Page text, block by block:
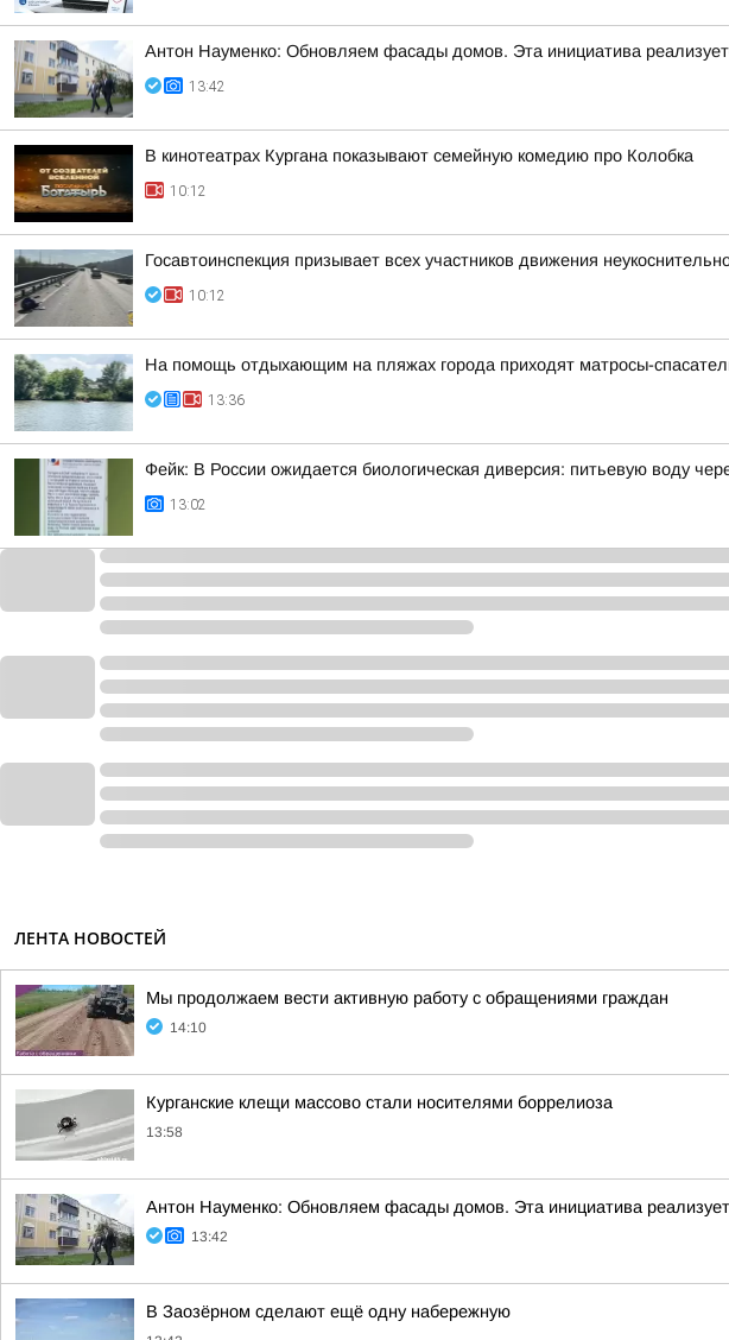
Антон Науменко: Обновляем фасады домов. Эта инициатива
13:42
В кинотеатрах Кургана показывают семейную комедию про Колобка
10:12
Госавтоинспекция призывает всех участников движения
10:12
На помощь отдыхающим на пляжах города приходят матросы-
13:36
Фейк: В России ожидается биологическая диверсия: питьевую воду
13:02
ЛЕНТА НОВОСТЕЙ
Мы продолжаем вести активную работу с обращениями граждан
14:10
Курганские клещи массово стали носителями боррелиоза
13:58
Антон Науменко: Обновляем фасады домов. Эта инициатива
13:42
В Заозёрном сделают ещё одну набережную